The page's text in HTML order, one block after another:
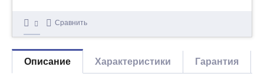
Сравнить
Описание Характеристики Гарантия